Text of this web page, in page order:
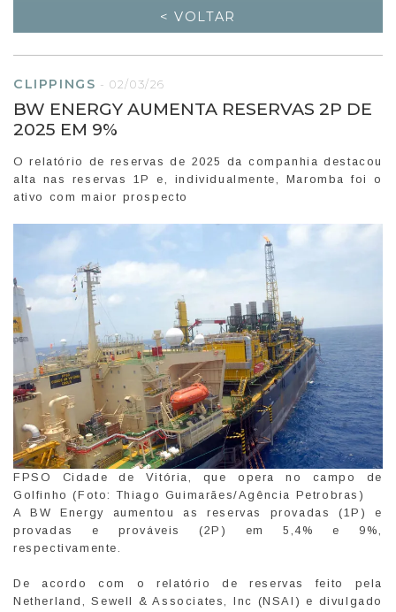
< VOLTAR
CLIPPINGS -02/03/26
BW ENERGY AUMENTA RESERVAS 2P DE
2025 EM 9%
O relatório de reservas de 2025 da companhia destacou
alta nas reservas 1P e, individualmente, Maromba foi o
ativo com maior prospecto
FPSO Cidade de Vitória, que opera no campo de
Golfinho (Foto: Thiago Guimarães/Agência Petrobras)
A BW Energy aumentou as reservas provadas (1P) e
provadas e prováveis (2P) em 5,4% e 9%,
respectivamente.
De acordo com o relatório de reservas feito pela
Netherland, Sewell & Associates, Inc (NSAI) e divulgado